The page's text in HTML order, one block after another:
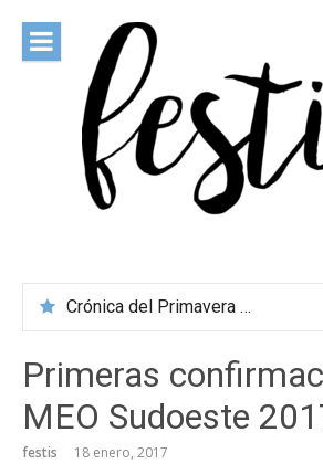
contenido
Crónica del Primavera Sound Porto 2026
Primeras
MEO Sudoeste
festis 18 enero, 2017